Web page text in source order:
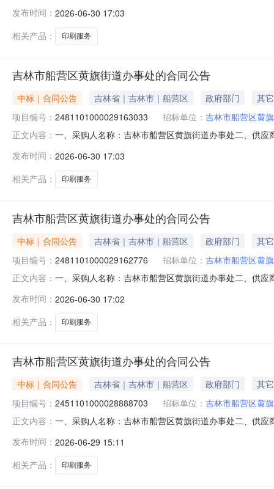
务详见附件件1.0017331733服务要求或标的基本概况：
发布时间： 2026-06-30 17:03
相关产品：
印刷服务
吉林市船营区黄旗街道办事处的合同公告
中标｜合同公告 吉林省｜吉林市｜船营区 政府部门
其它
项目编号： 2481101000029163033 招标单位： 吉林市船营区黄
正文内容： 一、采购人名称：吉林市船营区黄旗街道办事处二、供
务详见附件件1.0033003300服务要求或标的基本概况：
发布时间： 2026-06-30 17:03
相关产品：
印刷服务
吉林市船营区黄旗街道办事处的合同公告
中标｜合同公告 吉林省｜吉林市｜船营区 政府部门
其它
项目编号： 2481101000029162776 招标单位： 吉林市船营区黄
正文内容： 一、采购人名称：吉林市船营区黄旗街道办事处二、供
务详见附件件1.0035003500服务要求或标的基本概况：
发布时间： 2026-06-30 17:02
相关产品：
印刷服务
吉林市船营区黄旗街道办事处的合同公告
中标｜合同公告 吉林省｜吉林市｜船营区 政府部门
其它
项目编号： 2451101000028888703 招标单位： 吉林市船营区黄
正文内容： 一、采购人名称：吉林市船营区黄旗街道办事处二、供
1.0033003300服务要求或标的基本概况：七、其它事项
发布时间： 2026-06-29 15:11
相关产品：
印刷服务